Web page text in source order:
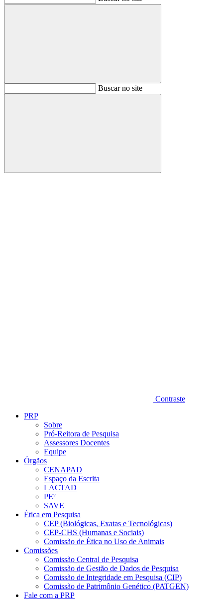
BuscarBuscar no site
Buscar
Contraste
PRP
Sobre
Pró-Reitora de Pesquisa
Assessores Docentes
Equipe
Órgãos
CENAPAD
Espaço da Escrita
LACTAD
PE²
SAVE
Ética em Pesquisa
CEP (Biológicas, Exatas e Tecnológicas)
CEP-CHS (Humanas e Sociais)
Comissão de Ética no Uso de Animais
Comissões
Comissão Central de Pesquisa
Comissão de Gestão de Dados de Pesquisa
Comissão de Integridade em Pesquisa (CIP)
Comissão de Patrimônio Genético (PATGEN)
Fale com a PRP